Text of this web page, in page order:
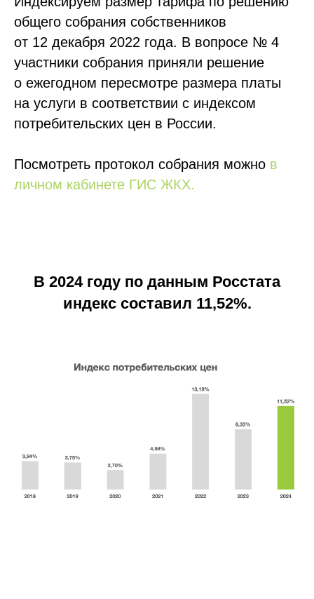
общего собрания собственников
от 12 декабря 2022 года. В вопросе № 4
участники собрания приняли решение
о ежегодном пересмотре размера платы
на услуги в соответствии с индексом
потребительских цен в России.
Посмотреть протокол собрания можно в
личном кабинете ГИС ЖКХ.
В 2024 году по данным Росстата
индекс составил 11,52%.